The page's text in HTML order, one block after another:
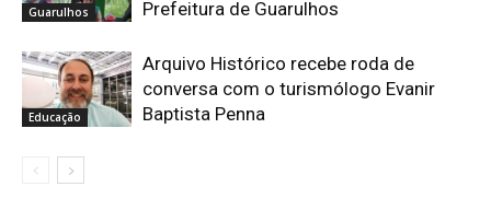
Guarulhos
Prefeitura de Guarulhos
Educação
Arquivo Histórico recebe roda de
conversa com o turismólogo Evanir
Baptista Penna